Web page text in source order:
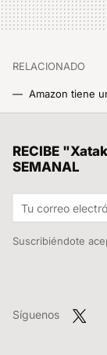
RELACIONADO
RECIBE
SEMANAL
Suscribiéndote
Síguenos